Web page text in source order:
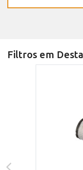
Filtros em